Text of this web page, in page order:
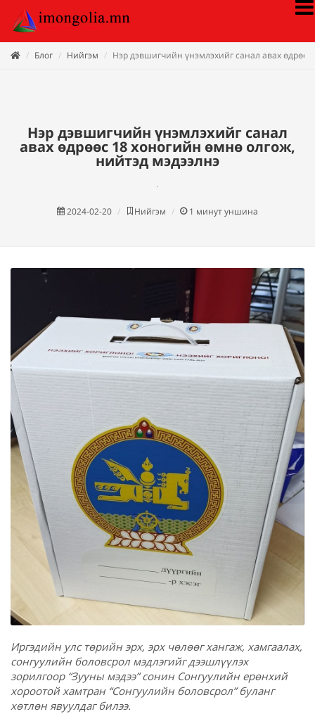
Блог Нийгэм Нэр дэвшигчийн үнэмлэхийг санал авах
Нэр дэвшигчийн үнэмлэхийг санал
авах өдрөөс 18 хоногийн өмнө олгож,
нийтэд мэдээлнэ
.
2024-02-20 Нийгэм 1 минут уншина
Иргэдийн улс төрийн эрх, эрх чөлөөг хангаж, хамгаалах,
сонгуулийн боловсрол мэдлэгийг дээшлүүлэх
зорилгоор “Зууны мэдээ” сонин Сонгуулийн ерөнхий
хороотой хамтран “Сонгуулийн боловсрол” буланг
хөтлөн явуулдаг билээ.